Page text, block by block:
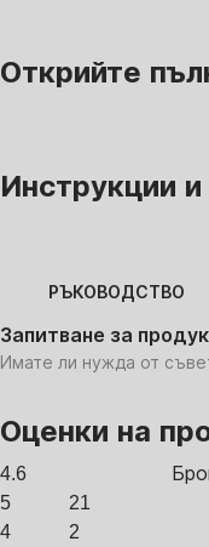
Открийте
Инструкции
РЪКОВОДСТВО
Запитване за
Имате ли нужда от
Оценки на
4.6
5
21
4
2